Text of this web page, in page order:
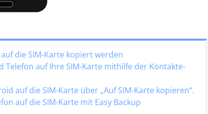
die SIM-Karte kopiert werden
Telefon auf Ihre SIM-Karte mithilfe der Kontakte-
auf die SIM-Karte über „Auf SIM-Karte kopieren“.
auf die SIM-Karte mit Easy Backup